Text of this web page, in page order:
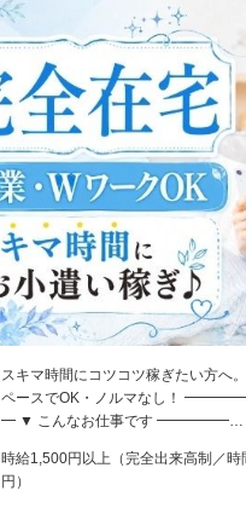
スキマ時間にコツコツ稼ぎたい方へ
ペースでOK・ノルマなし！
━ ▼ こんなお仕事です ━━━━━…
時給1,500円以上（完全出来高制／
円）